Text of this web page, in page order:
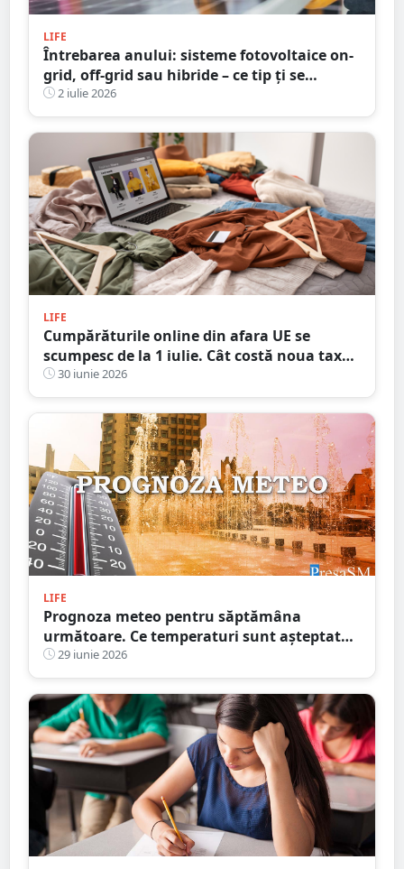
LIFE
Întrebarea anului: sisteme fotovoltaice on-
grid, off-grid sau hibride – ce tip ți se
potrivește cel mai bine?
2 iulie 2026
LIFE
Cumpărăturile online din afara UE se
scumpesc de la 1 iulie. Cât costă noua taxă
pentru fiecare articol din colet
30 iunie 2026
LIFE
Prognoza meteo pentru săptămâna
următoare. Ce temperaturi sunt așteptate
la Satu Mare
29 iunie 2026